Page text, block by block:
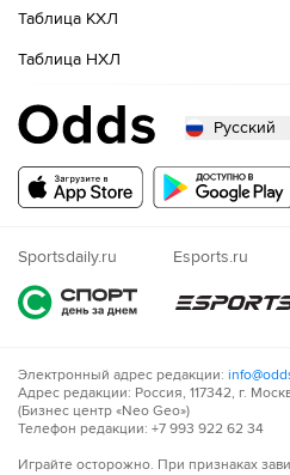
Таблица КХЛ
Таблица НХЛ
Русский
Русский
Nigeria
Sportsdaily.ru Esports.ru
Электронный адрес редакции:
Адрес редакции: Россия, 117342, г.
(Бизнес центр «Neo Geo»)
Телефон редакции: +7 993 922 62 34
Играйте осторожно. При признаках